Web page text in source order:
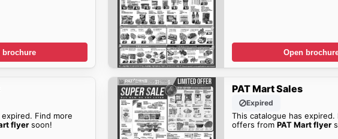
brochure Open
Find more
flyersoon!
PAT Mart Sales
Expired
This catalogue has expired.
offers fromPAT Mart flyer